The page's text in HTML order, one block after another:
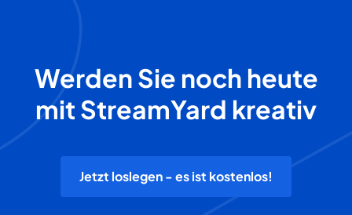
Werden Sie noch heute
mit StreamYard kreativ
Jetzt loslegen - es ist kostenlos!